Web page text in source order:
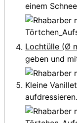
einem
Lochtülle (Ø
geben und
Kleine
aufdressieren.